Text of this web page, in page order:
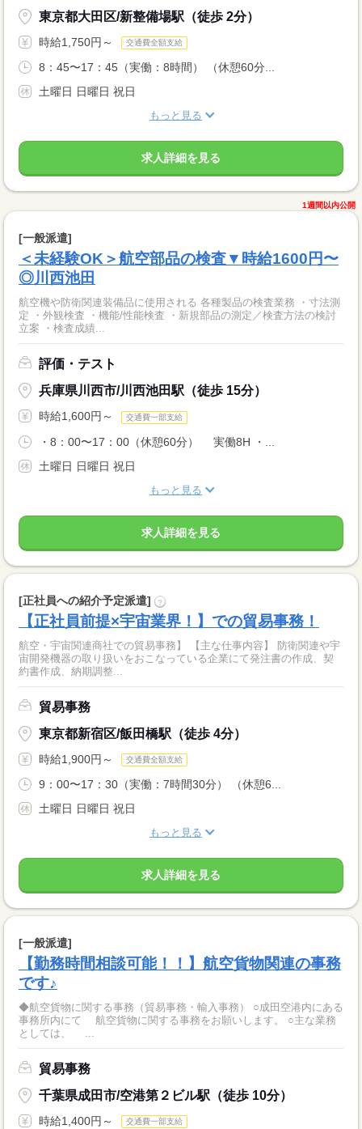
東京都大田区/新整備場駅（徒歩 2分）
時給1,750円～ 交通費全額支給
8：45〜17：45（実働：8時間） （休憩60分...
土曜日 日曜日 祝日
もっと見る
求人詳細を見る
1週間以内公開
[一般派遣]
＜未経験OK＞航空部品の検査▼時給1600円〜
◎川西池田
航空機や防衛関連装備品に使用される 各種製品の検査業務 ・寸法測
定 ・外観検査 ・機能/性能検査 ・新規部品の測定／検査方法の検討
立案 ・検査成績...
評価・テスト
兵庫県川西市/川西池田駅（徒歩 15分）
時給1,600円～ 交通費一部支給
・8：00〜17：00（休憩60分） 実働8H ・...
土曜日 日曜日 祝日
もっと見る
求人詳細を見る
[正社員への紹介予定派遣] ?
【正社員前提×宇宙業界！】での貿易事務！
航空・宇宙関連商社での貿易事務】 【主な仕事内容】 防衛関連や宇
宙開発機器の取り扱いをおこなっている企業にて発注書の作成、契
約書作成、納期調整...
貿易事務
東京都新宿区/飯田橋駅（徒歩 4分）
時給1,900円～ 交通費全額支給
9：00〜17：30（実働：7時間30分） （休憩6...
土曜日 日曜日 祝日
もっと見る
求人詳細を見る
[一般派遣]
【勤務時間相談可能！！】航空貨物関連の事務
です♪
◆航空貨物に関する事務（貿易事務・輸入事務） ○成田空港内にある
事務所内にて 航空貨物に関する事務をお願いします。 ○主な業務
としては、 ...
貿易事務
千葉県成田市/空港第２ビル駅（徒歩 10分）
時給1,400円～ 交通費一部支給